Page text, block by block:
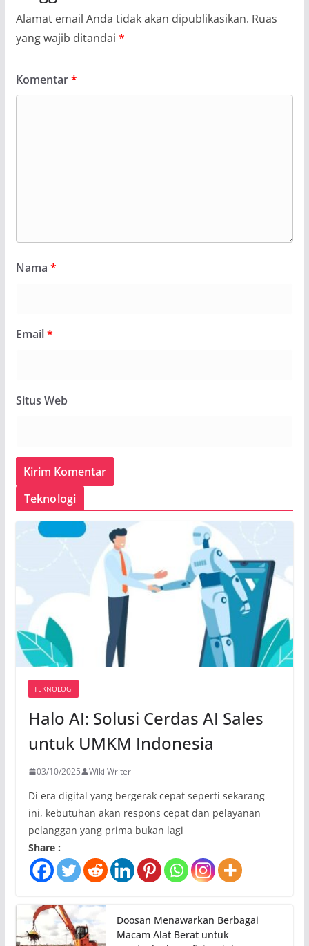
Alamat email Anda tidak akan dipublikasikan. Ruas
yang wajib ditandai *
Komentar*
Nama *
Email*
Situs Web
Teknologi
TEKNOLOGI
Halo AI: Solusi Cerdas AI Sales
untuk UMKM Indonesia
03/10/2025 Wiki Writer
Di era digital yang bergerak cepat seperti sekarang
ini, kebutuhan akan respons cepat dan pelayanan
pelanggan yang prima bukan lagi
Share :
Doosan Menawarkan Berbagai
Macam Alat Berat untuk